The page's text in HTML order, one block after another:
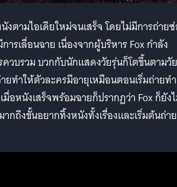
งตามไอเดียใหม่จนเสร็จ โดยไม่มีการถ่าย
ารเลื่อนฉาย เนื่องจากผู้บริหาร Fox กำลัง
ควบรวม บวกกับนักแสดงวัยรุ่นก็โตขึ้นตามวัย
ยทำให้ตัวละครมีอายุเหมือนตอนเริ่มถ่ายทำ
อหนังเสร็จพร้อมฉายก็ปรากฏว่า Fox ก็ยัง
กถึงขั้นอยากทิ้งหนังทั้งเรื่องและเริ่มต้นถ่าย